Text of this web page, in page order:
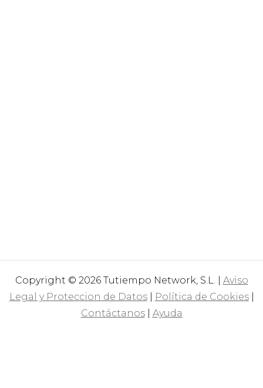
Copyright © 2026 Tutiempo Network, S.L. | Aviso
Legal y Proteccion de Datos| Política de Cookies|
Contáctanos| Ayuda